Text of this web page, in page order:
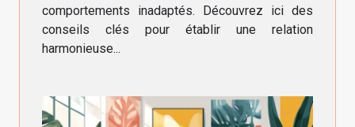
comportements inadaptés. Découvrez ici des
conseils clés pour établir une relation
harmonieuse...